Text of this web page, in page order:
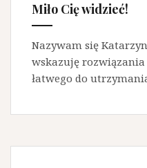
Miło Cię widzieć!
Nazywam się
wskazuję
łatwego do